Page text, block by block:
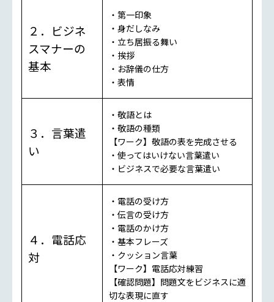
２．ビジネ
スマナーの
基本
・第一印象
・身だしなみ
・立ち居振る舞い
・挨拶
・お辞儀の仕方
・表情
３．言葉遣
い
・敬語とは
・敬語の種類
【ワーク】敬語の表を完成させる
・使ってはいけない言葉遣い
・ビジネスで必要な言葉遣い
４．電話応
対
・電話の受け方
・伝言の受け方
・電話のかけ方
・基本フレーズ
・クッション言葉
【ワーク】電話応対練習
【確認問題】問題文をビジネスに適
切な表現に直す